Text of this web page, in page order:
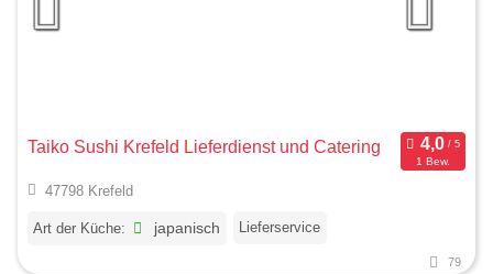
Taiko Sushi Krefeld Lieferdienst und Catering
1 Bew.
47798 Krefeld
Art der Küche: japanisch Lieferservice
79